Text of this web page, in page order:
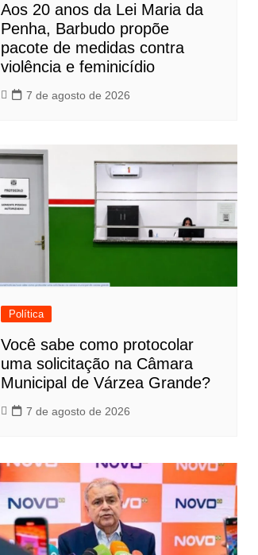
Aos 20 anos da Lei Maria da
Penha, Barbudo propõe
pacote de medidas contra
violência e feminicídio
7 de agosto de 2026
Política
Você sabe como protocolar
uma solicitação na Câmara
Municipal de Várzea Grande?
7 de agosto de 2026